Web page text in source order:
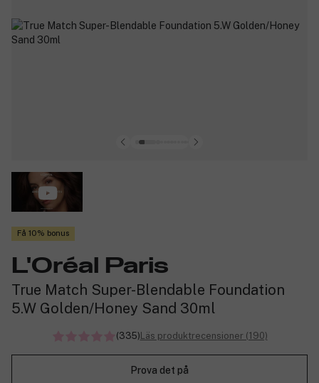
Få 10% bonus
L'Oréal Paris
True Match Super-Blendable Foundation
5.W Golden/Honey Sand 30ml
(335)Läs produktrecensioner (190)
Prova det på